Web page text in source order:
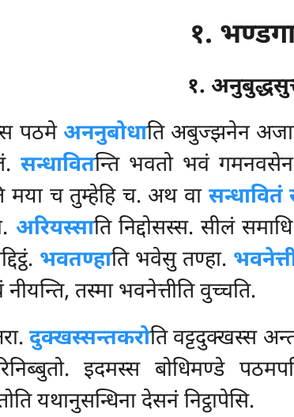
१.
१.
पठमे अननुबोधाति अबुज्झनेन
सन्धावितन्ति भवतो भवं
मया च तुम्हेहि च. अथ वा
अरियस्साति निद्दोसस्स. सीलं
भवतण्हाति भवेसु तण्हा.
तस्मा भवनेत्तीति वुच्चति.
दुक्खस्सन्तकरोति वट्टदुक्खस्स
इदमस्स बोधिमण्डे
यथानुसन्धिना देसनं निट्ठापेसि.